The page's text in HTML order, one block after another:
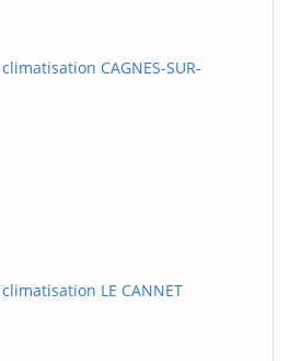
CAGNES-SUR-
LE CANNET